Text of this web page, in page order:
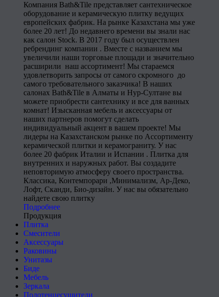
Компания Bath&Tile представляет сантехническое
оборудование и керамическую плитку ведущих
европейских фабрик. На рынке Казахстана мы уже
более 20 лет! До недавнего времени вы знали нас
как салон Stock. В 2017 году был осуществлен
ребрендинг компании . Вместе с названием мы
увеличили наши торговые площади и значительно
расширили наш ассортимент! Мы стараемся
удовлетворить запросы от самого скромного до
самого требовательного заказчика! В наших
салонах Bath&Tile в Алматы и Нур-Султане вы
можете приобрести сантехнику и все для ванных
комнат! Изысканная мебель и аксессуары от
наших партнеров помогут сделать
индивидуальный акцент в вашем проекте! Мы
лидеры на Казахстанском рынке по Ассортименту
керамической плитки и керамограниту. У нас
более 20 фабрик Италии и Испании . Плитка для
внутренних и наружных работ. Вы создадите
неповторимую атмосферу своего пространства.
Классика, Контемпорари ,Минимализм, Ар-Деко,
Лофт, Сканди, Био-дизайн. У нас вы обязательно
найдете свою плитку
Подробнее
Продукция
Плитка
Смесители
Аксессуары
Раковины
Унитазы
Биде
Мебель
Зеркала
Полотенцесушители